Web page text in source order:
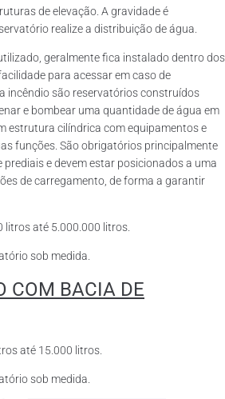
de elevação. A gravidade é
realize a distribuição de água.
geralmente fica instalado dentro dos
para acessar em caso de
incêndio são reservatórios construídos
e bombear uma quantidade de água em
estrutura cilíndrica com equipamentos e
funções. São obrigatórios principalmente
e devem estar posicionados a uma
de carregamento, de forma a garantir
litros até 5.000.000 litros.
sob medida.
COM BACIA DE
até 15.000 litros.
sob medida.